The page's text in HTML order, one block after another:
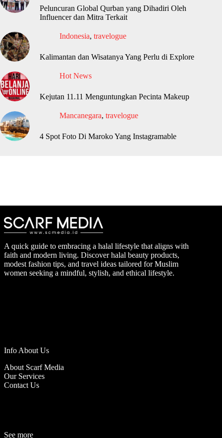
Peluncuran Global Qurban yang Dihadiri Oleh
Influencer dan Mitra Terkait
Indonesia, travelogue
Kalimantan dan Wisatanya Yang Perlu di Explore
Hot News
Kejutan 11.11 Menguntungkan Pecinta Makeup
Mancanegara, travelogue
4 Spot Foto Di Maroko Yang Instagramable
A quick guide to embracing a halal lifestyle that aligns with
faith and modern living. Discover halal beauty products,
modest fashion tips, and travel ideas tailored for Muslim
women seeking a mindful, stylish, and ethical lifestyle.
Info About Us
About Scarf Media
Our Services
Contact Us
See more